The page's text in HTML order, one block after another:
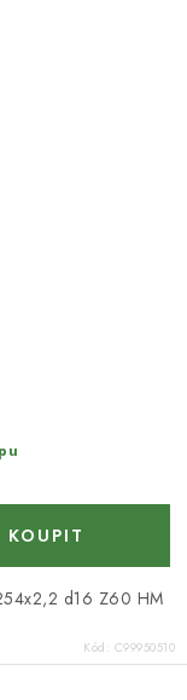
d16 Z60 HM
Kód: C99950510